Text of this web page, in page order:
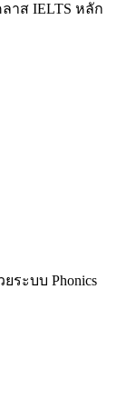
าส IELTS หลัก
ระบบ Phonics